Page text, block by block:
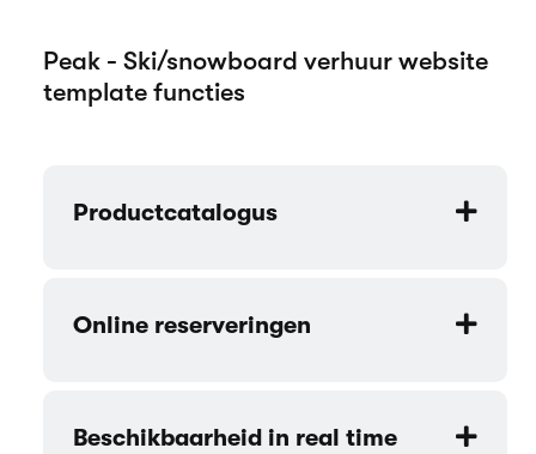
Peak - Ski/snowboard verhuur website
template functies
Productcatalogus
Online reserveringen
Beschikbaarheid in real time